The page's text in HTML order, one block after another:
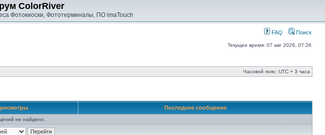
ColorRiver
Фотокиоски, Фототерминалы, ПО imaTouch
FAQ Поиск
Текущее время: 07 авг 2026, 07:26
Часовой пояс: UTC + 3 часа
Последнее сообщение
не найдено.